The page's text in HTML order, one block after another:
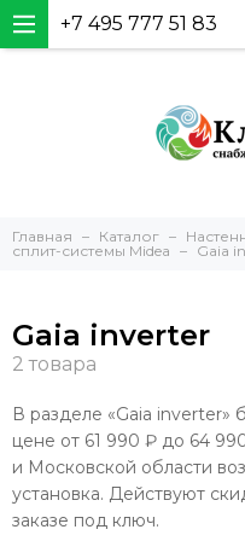
+7 495 777 51 83
Главная Каталог
сплит-системы Midea
Gaia
Gaia inverter
В разделе «Gaia inverter»
цене от 61 990 ₽ до 64
и Московской области
установка. Действуют
заказе под ключ.